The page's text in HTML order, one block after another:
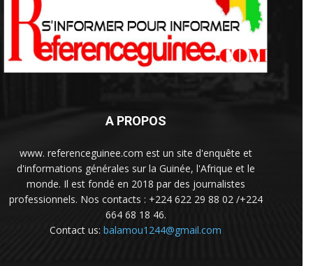
A PROPOS
www. referenceguinee.com est un site d'enquête et
d'informations générales sur la Guinée, l'Afrique et le
monde. Il est fondé en 2018 par des journalistes
professionnels. Nos contacts : +224 622 29 88 02 /+224
664 68 18 46.
Contact us: balamou1244@gmail.com